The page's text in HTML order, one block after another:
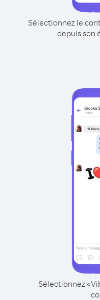
Sélectionnez le
depuis son
Sélectionnez